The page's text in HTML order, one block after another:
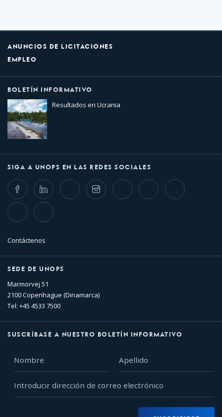
ANUNCIOS DE LICITACIONES
EMPLEO
BOLETÍN INFORMATIVO
Resultados en Ucrania
SIGA A UNOPS EN LAS REDES SOCIALES
FacebookLinkedIn Twitter InstagramWhatsappBluesky Threads
TikTok Flickr
Contáctenos
SEDE DE UNOPS
Marmorvej 51
2100 Copenhague (Dinamarca)
Tel: +45 4533 7500
SUSCRÍBASE A NUESTRO BOLETÍN INFORMATIVO
dirección